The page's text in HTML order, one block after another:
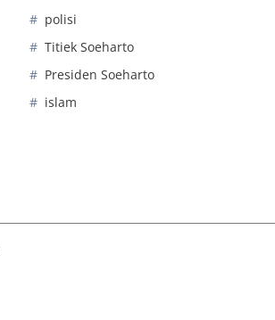
polisi
Titiek Soeharto
Presiden Soeharto
islam